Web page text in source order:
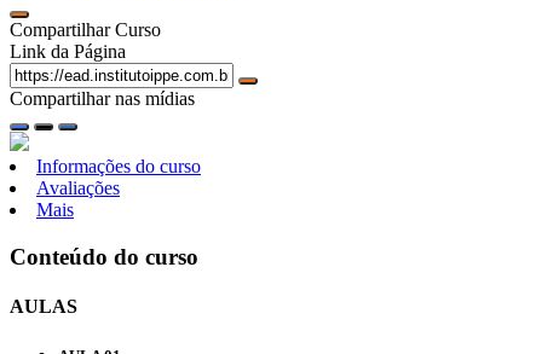
Compartilhar Curso
Link da Página
Compartilhar nas mídias
Informações do curso
Avaliações
Mais
Conteúdo do curso
AULAS